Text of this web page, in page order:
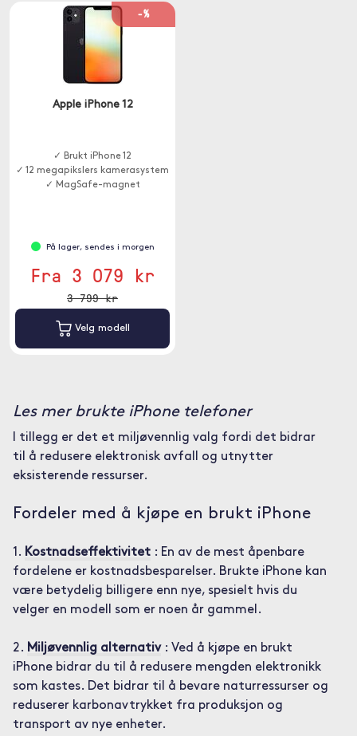
-%
Apple iPhone 12
✓ Brukt iPhone 12
✓ 12 megapikslers kamerasystem
✓ MagSafe-magnet
På lager, sendes i morgen
Fra 3 079 kr
3 799 kr
Velg modell
Les mer brukte iPhone telefoner
I tillegg er det et miljøvennlig valg fordi det bidrar
til å redusere elektronisk avfall og utnytter
eksisterende ressurser.
Fordeler med å kjøpe en brukt iPhone
1. Kostnadseffektivitet: En av de mest åpenbare
fordelene er kostnadsbesparelser. Brukte iPhone kan
være betydelig billigere enn nye, spesielt hvis du
velger en modell som er noen år gammel.
2. Miljøvennlig alternativ: Ved å kjøpe en brukt
iPhone bidrar du til å redusere mengden elektronikk
som kastes. Det bidrar til å bevare naturressurser og
reduserer karbonavtrykket fra produksjon og
transport av nye enheter.